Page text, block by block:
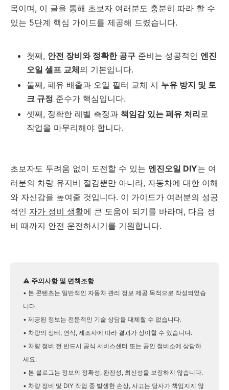
목이며, 이 글을 통해 초보자 여러분도 충분히 따라 할 수
있는 5단계 핵심 가이드를 제공해 드렸습니다.
첫째, 안전 장비와 정확한 공구 준비는 성공적인 엔진
오일 셀프 교체의 기본입니다.
둘째, 폐유 배출과 오일 필터 교체 시 누유 방지 및 토
크 규정 준수가 핵심입니다.
셋째, 정확한 레벨 측정과 책임감 있는 폐유 처리 로
작업을 마무리해야 합니다.
초보자도 두려움 없이 도전할 수 있는 엔진오일 DIY는 여
러분의 차량 유지비 절감뿐만 아니라, 자동차에 대한 이해
와 자신감을 높여줄 것입니다. 이 가이드가 여러분의 성공
적인 자가 정비 생활에 큰 도움이 되기를 바라며, 다음 정
비 때까지 안전 운전하시기를 기원합니다.
⚠️ 주의사항 및 면책조항
• 본 콘텐츠는 일반적인 자동차 관리 정보 제공 목적으로 작성되었습
니다.
• 제공된 정보는 전문적인 기술 상담을 대체할 수 없습니다.
• 차량의 상태, 연식, 제조사에 따라 결과가 상이할 수 있습니다.
• 차량 정비 전 반드시 공식 서비스센터 또는 공인 정비소에 상담하
세요.
• 본 블로그는 정보의 정확성, 완전성, 최신성을 보장하지 않습니다.
• 차량 정비 및 DIY 작업 중 발생한 손상, 사고는 당사가 책임지지 않